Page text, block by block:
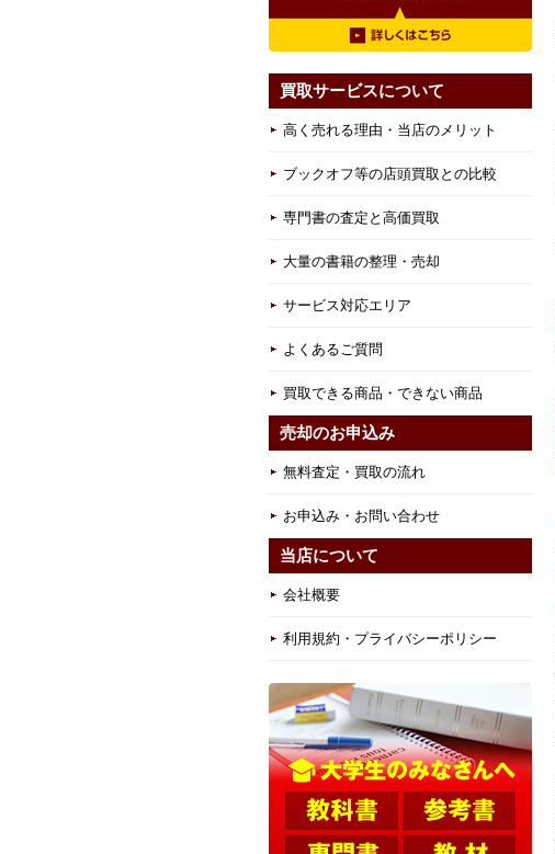
買取サービスについて
高く売れる理由・当店のメリット
ブックオフ等の店頭買取との比較
専門書の査定と高価買取
大量の書籍の整理・売却
サービス対応エリア
よくあるご質問
買取できる商品・できない商品
売却のお申込み
無料査定・買取の流れ
お申込み・お問い合わせ
当店について
会社概要
利用規約・プライバシーポリシー